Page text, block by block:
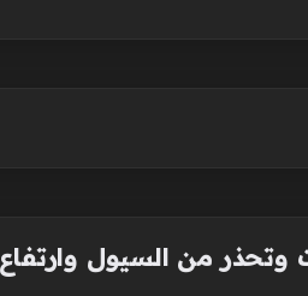
وتحذر من السيول وارتفاع